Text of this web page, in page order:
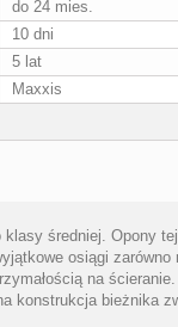
do 24 mies.
10 dni
5 lat
Maxxis
średniej. Opony
osiągi
na
konstrukcja